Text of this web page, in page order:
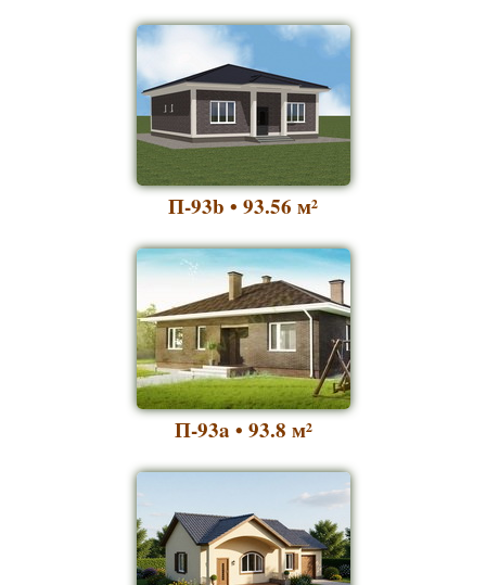
П-93b • 93.56 м²
П-93a • 93.8 м²